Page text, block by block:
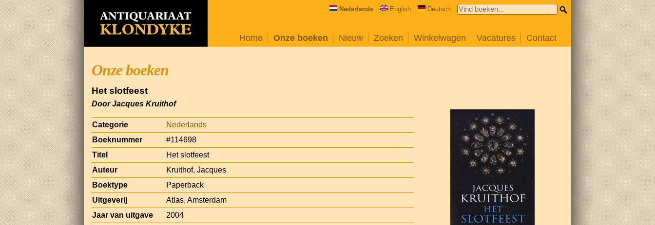
Nederlands English Deutsch
Home Onze boeken Nieuw Zoeken Winkelwagen Vacatures Contact
Onze boeken
Het slotfeest
Door Jacques Kruithof
Categorie
Nederlands
Boeknummer
#114698
Titel
Het slotfeest
Auteur
Kruithof, Jacques
Boektype
Paperback
Uitgeverij
Atlas, Amsterdam
Jaar van uitgave
2004